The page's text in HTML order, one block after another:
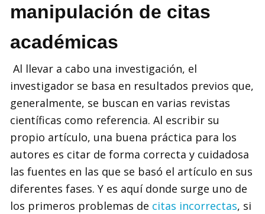
manipulación de citas
académicas
Al llevar a cabo una investigación, el
investigador se basa en resultados previos que,
generalmente, se buscan en varias revistas
científicas como referencia. Al escribir su
propio artículo, una buena práctica para los
autores es citar de forma correcta y cuidadosa
las fuentes en las que se basó el artículo en sus
diferentes fases. Y es aquí donde surge uno de
los primeros problemas de citas incorrectas, si